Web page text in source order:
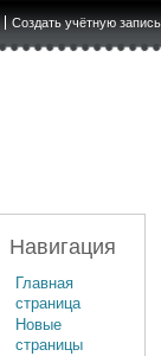
Создать учётную запись
Навигация
Главная
страница
Новые
страницы